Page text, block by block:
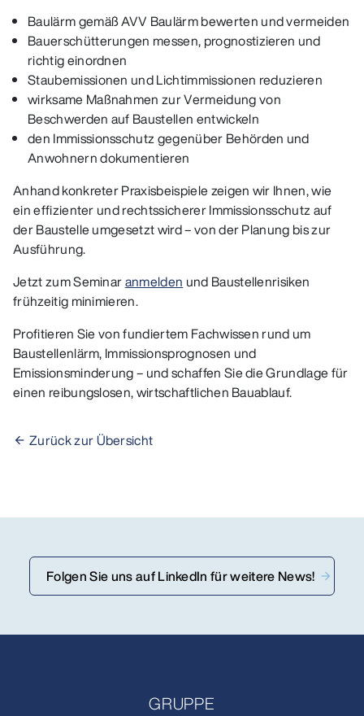
Baulärm gemäß AVV Baulärm bewerten und vermeiden
Bauerschütterungen messen, prognostizieren und
richtig einordnen
Staubemissionen und Lichtimmissionen reduzieren
wirksame Maßnahmen zur Vermeidung von
Beschwerden auf Baustellen entwickeln
den Immissionsschutz gegenüber Behörden und
Anwohnern dokumentieren
Anhand konkreter Praxisbeispiele zeigen wir Ihnen, wie
ein effizienter und rechtssicherer Immissionsschutz auf
der Baustelle umgesetzt wird – von der Planung bis zur
Ausführung.
Jetzt zum Seminaranmelden und Baustellenrisiken
frühzeitig minimieren.
Profitieren Sie von fundiertem Fachwissen rund um
Baustellenlärm, Immissionsprognosen und
Emissionsminderung – und schaffen Sie die Grundlage für
einen reibungslosen, wirtschaftlichen Bauablauf.
Zurück zur Übersicht
Folgen Sie uns auf LinkedIn für weitere News!
GRUPPE